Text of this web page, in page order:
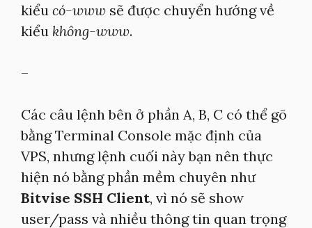
kiểu có-www sẽ được chuyển hướng về
kiểu không-www.
–
Các câu lệnh bên ở phần A, B, C có thể gõ
bằng Terminal Console mặc định của
VPS, nhưng lệnh cuối này bạn nên thực
hiện nó bằng phần mềm chuyên như
Bitvise SSH Client, vì nó sẽ show
user/pass và nhiều thông tin quan trọng